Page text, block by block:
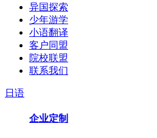
异国探索
少年游学
小语翻译
客户同盟
院校联盟
联系我们
日语
企业定制